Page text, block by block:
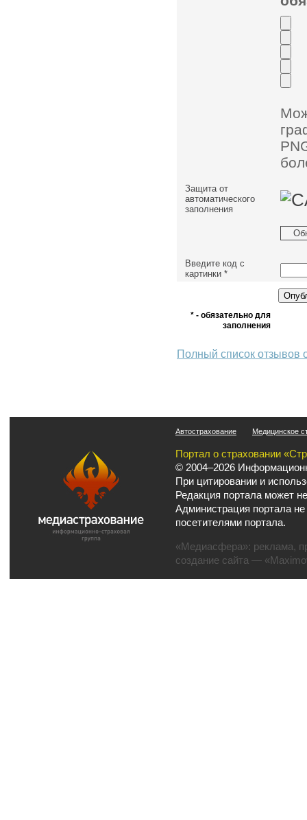
Защита от
автоматического
заполнения
Введите код с
картинки *
* - обязательно для
заполнения
Полный список отзывов
Автострахование Медицинское
Портал о страховании
© 2004–2026
При цитировании и
Редакция портала может
Администрация портала
посетителями портала.
«Медиасфера»: реклама,
создание сайта —